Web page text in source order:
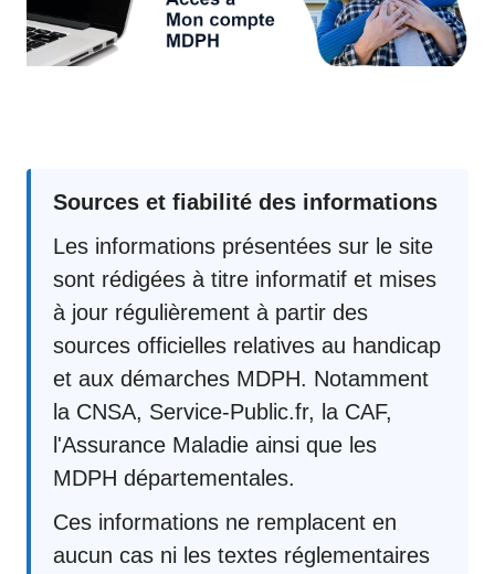
Sources et fiabilité des informations
Les informations présentées sur le site
sont rédigées à titre informatif et mises
à jour régulièrement à partir des
sources officielles relatives au handicap
et aux démarches MDPH. Notamment
la CNSA, Service-Public.fr, la CAF,
l'Assurance Maladie ainsi que les
MDPH départementales.
Ces informations ne remplacent en
aucun cas ni les textes réglementaires